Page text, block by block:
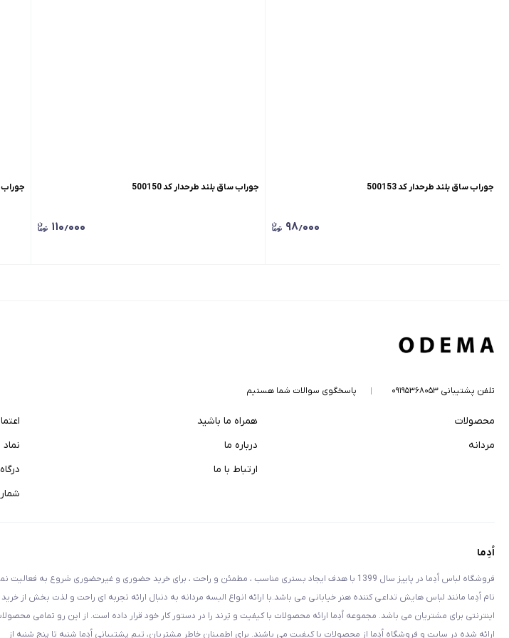
جوراب ساق بلند طرحدار کد 500153
۹۸٫۰۰۰
جوراب ساق بلند طرحدار کد 500150
۱۱۰٫۰۰۰
جوراب
تلفن پشتیبانی ۰۹۱۹۵۳۶۸۰۵۳ پاسخگوی سوالات شما هستیم
محصولات
مردانه
همراه ما باشید
درباره ما
ارتباط با ما
اُدِما
فروشگاه لباس اُدِما در پاییز سال 1399 با هدف ایجاد بستری مناسب ، مطمئن و راحت ، برای خرید حضوری و غیرحضوری شروع به فعالیت
نام اُدِما مانند لباس هايش تداعى كننده هنر خيابانى مى باشد.با ارائه انواع البسه مردانه به دنبال ارائه تجربه ای راحت و لذت بخش از خرید
اینترنتی برای مشتریان می باشد. مجموعه اُدِما ارائه محصولات با کیفیت و تِرند را در دستور کار خود قرار داده است. از این رو تمامی
ارائه شده در سایت و فروشگاه اُدِما از محصولات با کیفیت می باشند. برای اطمینان خاطر مشتریان، تیم پشتیبانی اُدِما شنبه تا پنج شنبه از